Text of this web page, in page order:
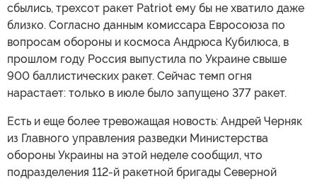
сбылись, трехсот ракет Patriot ему бы не хватило даже
близко. Согласно данным комиссара Евросоюза по
вопросам обороны и космоса Андрюса Кубилюса, в
прошлом году Россия выпустила по Украине свыше
900 баллистических ракет. Сейчас темп огня
нарастает: только в июле было запущено 377 ракет.
Есть и еще более тревожащая новость: Андрей Черняк
из Главного управления разведки Министерства
обороны Украины на этой неделе сообщил, что
подразделения 112-й ракетной бригады Северной